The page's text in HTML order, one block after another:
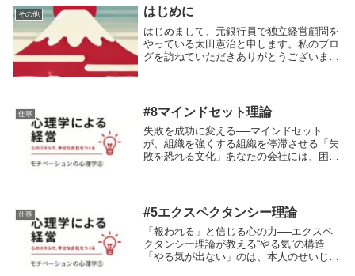
に、給料は自...
その他 はじめに
はじめまして、元銀行員で独立経営顧問を
やっている太田憲治と申します。私のブロ
グを訪ねていただきありがとうございま
なノートです。...
仕事 #8マインドセット理論
失敗を成功に変える──マインドセット
が、組織を強くする組織を停滞させる「失
敗を恐れる文化」あなたの会社には、困難
多くを占めてい...
仕事 #5エクスペクタンシー理論
「報われる」と信じる心の力──エクスペ
クタンシー理論が教える“やる気”の構造
「やる気が出ない」のは、本人のせいじゃ